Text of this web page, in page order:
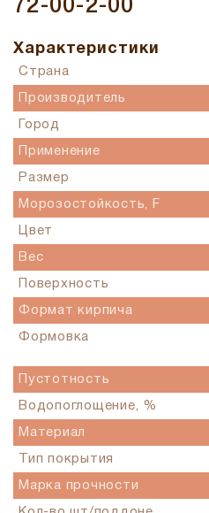
72-00-2-00
Характеристики
Страна
Производитель
Город
Применение
Размер
Морозостойкость, F
Цвет
Вес
Поверхность
Формат кирпича
Формовка
Пустотность
Водопоглощение, %
Материал
Тип покрытия
Марка прочности